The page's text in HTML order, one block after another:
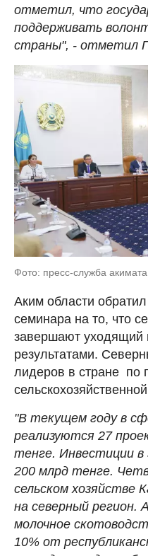
отметил, что
поддерживать
страны", - отметил
Фото: пресс-служба
Аким области
семинара на то, что
завершают уходящий
результатами.
лидеров в стране по
"В текущем году в
реализуются 27
тенге. Инвестиции
200 млрд тенге.
сельском хозяйстве
на северный регион.
молочное
10% от